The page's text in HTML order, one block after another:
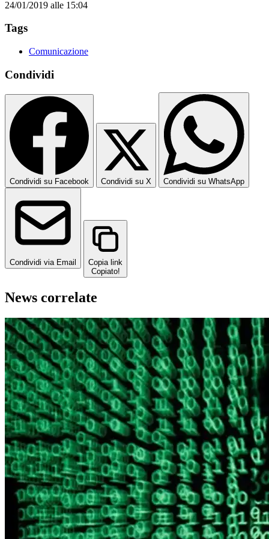
24/01/2019 alle 15:04
Tags
Comunicazione
Condividi
Condividi su Facebook Condividi su X Condividi su WhatsApp
Condividi via Email
Copia link
Copiato!
News correlate